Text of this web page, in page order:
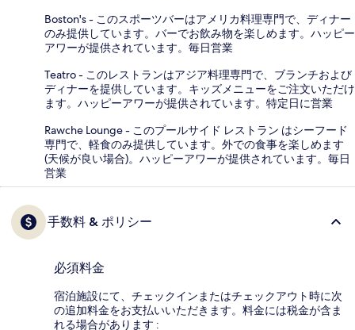
Boston's - このスポーツバーはアメリカ料理専門で、ディナー
のみ提供しています。バーでお飲み物を楽しめます。ハッピー
アワーが提供されています。毎日営業
Teatro - このレストランはアジア料理専門で、ブランチおよび
ディナーを提供しています。キッズメニューをご注文いただけ
ます。ハッピーアワーが提供されています。特定日に営業
Rawche Lounge - このプールサイド レストラン はシーフード
専門で、軽食のみ提供しています。外での食事を楽しめます
(天候が良い場合)。ハッピーアワーが提供されています。毎日
営業
手数料 & ポリシー
必須料金
宿泊施設にて、チェックインまたはチェックアウト時に次
の追加料金をお支払いいただきます。料金には税金が含ま
れる場合があります :